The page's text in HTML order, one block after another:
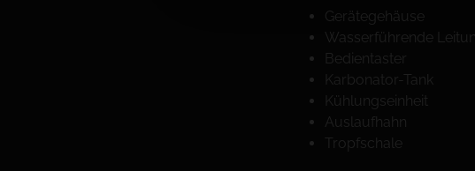
Gerätegehäuse
Wasserführende
Bedientaster
Karbonator-Tank
Kühlungseinheit
Auslaufhahn
Tropfschale